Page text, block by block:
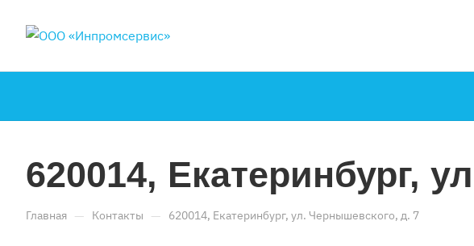
620014, Екатеринбург,
Главная — Контакты — 620014, Екатеринбург, ул. Чернышевского, д. 7